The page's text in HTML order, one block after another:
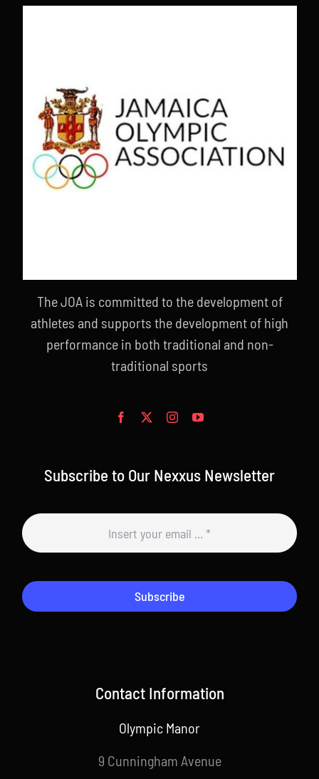
The JOA is committed to the development of
athletes and supports the development of high
performance in both traditional and non-
traditional sports
Subscribe to Our Nexxus Newsletter
Subscribe
Contact Information
Olympic Manor
9 Cunningham Avenue